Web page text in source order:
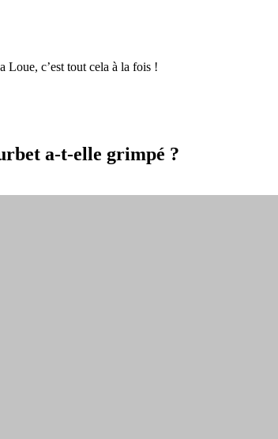
Loue, c’est tout cela à la fois !
a-t-elle grimpé ?